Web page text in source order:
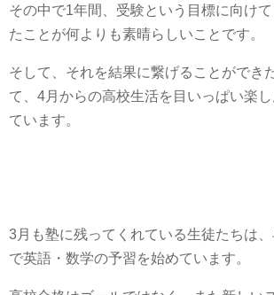
その中で1年間、受験という目標に向け
たことが何よりも素晴らしいことです。
そして、それを結果に繋げることができ
て、4月からの高校生活を目いっぱい楽
ています。
3月も塾に残ってくれている生徒たちは
で英語・数学の予習を始めています。